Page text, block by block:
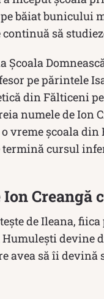
băiat bunicului
să
Şcoala
pe părintele
din Fălticeni
numele de Ion
vreme școala
termină cursul
Creangă
de Ileana,
devine
avea să îi devină